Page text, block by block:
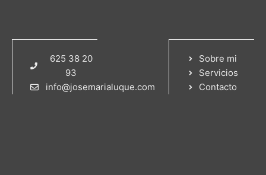
625 38 20
93
info@josemarialuque.com
Sobre mi
Servicios
Contacto